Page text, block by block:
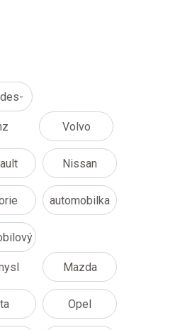
Volvo
Nissan
automobilka
Mazda
Opel